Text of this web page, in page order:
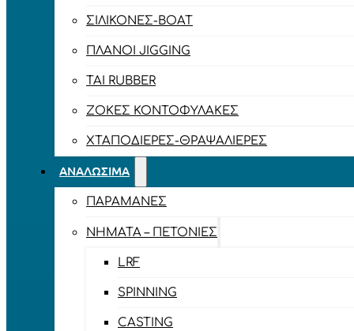
ΣΙΛΙΚΌΝΕΣ-BOAT
ΠΛΆΝΟΙ JIGGING
TAI RUBBER
ΖΌΚΕΣ ΚΟΝΤΟΦΎΛΑΚΕΣ
ΧΤΑΠΟΔΙΈΡΕΣ-ΘΡΑΨΑΛΙΈΡΕΣ
ΑΝΑΛΏΣΙΜΑ
ΠΑΡΑΜΆΝΕΣ
ΝΉΜΑΤΑ – ΠΕΤΟΝΙΈΣ
LRF
SPINNING
CASTING